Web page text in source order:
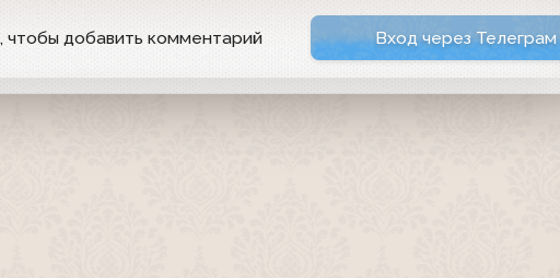
, чтобы добавить комментарий Вход через Телеграм